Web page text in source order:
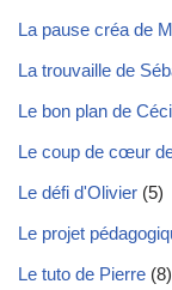
La pause créa de
La trouvaille de
Le bon plan de
Le coup de cœur
Le défi d'Olivier (5)
Le projet
Le tuto de Pierre (8)